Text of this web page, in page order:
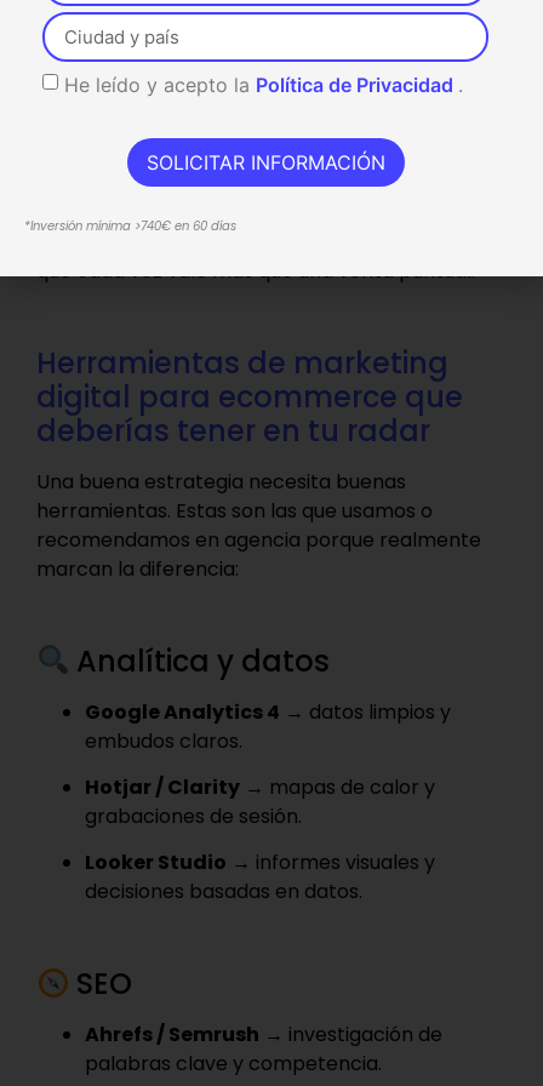
5. Influencers y comunidades
reales
microinfluencerscon audiencias pequeñas
pero comprometidas pueden ser mucho más
que cada vez vale más que una venta puntual.
Herramientas de marketing
digital para ecommerce que
deberías tener en tu radar
Una buena estrategia necesita buenas
herramientas. Estas son las que usamos o
recomendamos en agencia porque realmente
marcan la diferencia:
Analítica y datos
Google Analytics 4 → datos limpios y
embudos claros.
Hotjar / Clarity → mapas de calor y
grabaciones de sesión.
Looker Studio → informes visuales y
decisiones basadas en datos.
SEO
Ahrefs / Semrush → investigación de
palabras clave y competencia.
He leído y acepto la Política de Privacidad .
SOLICITAR INFORMACIÓN
*Inversión mínima >740€ en 60 días